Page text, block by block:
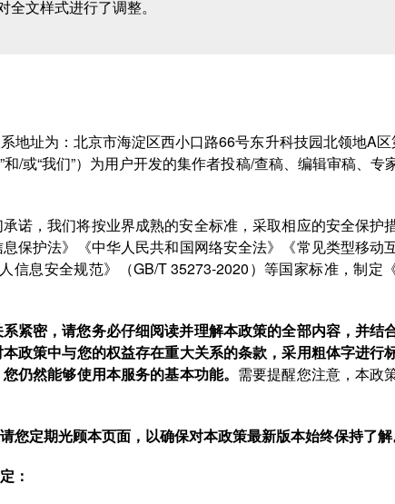
全文样式进行了调整。
地址为：北京市海淀区西小口路66号东升科技园北领地A区
/或“我们”）为用户开发的集作者投稿/查稿、编辑审稿、专
诺，我们将按业界成熟的安全标准，采取相应的安全保护
保护法》《中华人民共和国网络安全法》《常见类型移动
息安全规范》（GB/T 35273-2020）等国家标准，制定
紧密，请您务必仔细阅读并理解本政策的全部内容，并结
政策中与您的权益存在重大关系的条款，采用粗体字进行
仍然能够使用本服务的基本功能。 需要提醒您注意，本政
定期光顾本页面，以确保对本政策最新版本始终保持了解
：